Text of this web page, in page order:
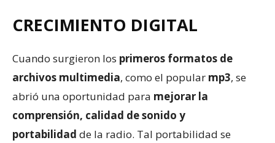
CRECIMIENTO DIGITAL
Cuando surgieron los primeros formatos de
archivos multimedia, como el popular mp3, se
abrió una oportunidad para mejorar la
comprensión, calidad de sonido y
portabilidad de la radio. Tal portabilidad se